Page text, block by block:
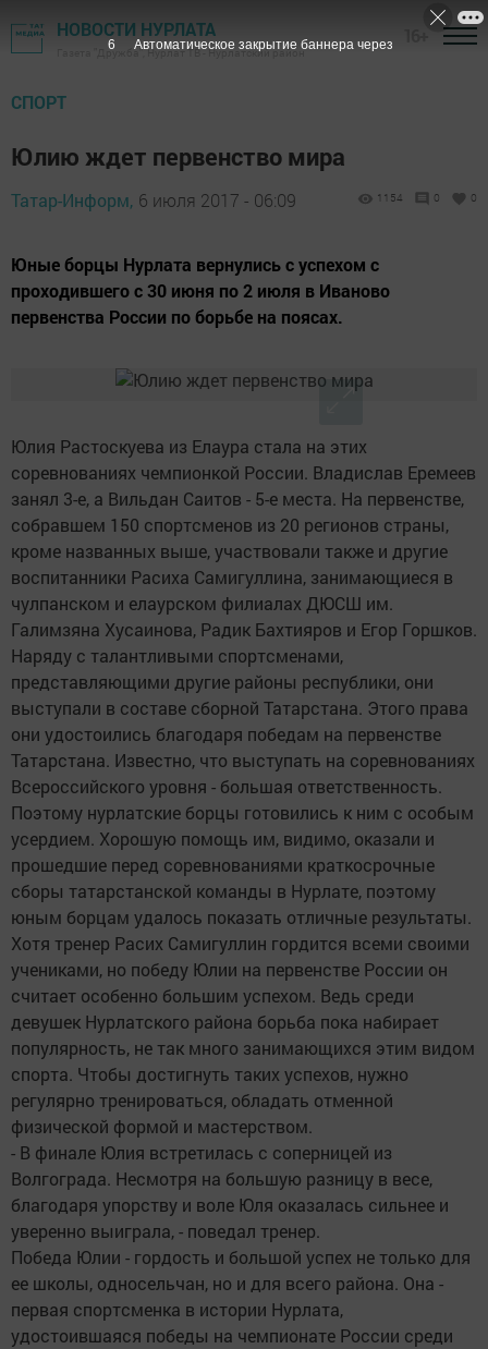
НОВОСТИ НУРЛАТА
Газета "Дружба", Нурлат ТВ - Нурлатский район
СПОРТ
Юлию ждет первенство мира
Татар-Информ, 6 июля 2017 - 06:09 1154 0 0
Юные борцы Нурлата вернулись с успехом с
проходившего с 30 июня по 2 июля в Иваново
первенства России по борьбе на поясах.
Юлия Растоскуева из Елаура стала на этих
соревнованиях чемпионкой России. Владислав Еремеев
занял 3-е, а Вильдан Саитов - 5-е места. На первенстве,
собравшем 150 спортсменов из 20 регионов страны,
кроме названных выше, участвовали также и другие
воспитанники Расиха Самигуллина, занимающиеся в
чулпанском и елаурском филиалах ДЮСШ им.
Галимзяна Хусаинова, Радик Бахтияров и Егор Горшков.
Наряду с талантливыми спортсменами,
представляющими другие районы республики, они
выступали в составе сборной Татарстана. Этого права
они удостоились благодаря победам на первенстве
Татарстана. Известно, что выступать на соревнованиях
Всероссийского уровня - большая ответственность.
Поэтому нурлатские борцы готовились к ним с особым
усердием. Хорошую помощь им, видимо, оказали и
прошедшие перед соревнованиями краткосрочные
сборы татарстанской команды в Нурлате, поэтому
юным борцам удалось показать отличные результаты.
Хотя тренер Расих Самигуллин гордится всеми своими
учениками, но победу Юлии на первенстве России он
считает особенно большим успехом. Ведь среди
девушек Нурлатского района борьба пока набирает
популярность, не так много занимающихся этим видом
спорта. Чтобы достигнуть таких успехов, нужно
регулярно тренироваться, обладать отменной
физической формой и мастерством.
- В финале Юлия встретилась с соперницей из
Волгограда. Несмотря на большую разницу в весе,
благодаря упорству и воле Юля оказалась сильнее и
уверенно выиграла, - поведал тренер.
Победа Юлии - гордость и большой успех не только для
ее школы, односельчан, но и для всего района. Она -
первая спортсменка в истории Нурлата,
удостоившаяся победы на чемпионате России среди
5 Автоматическое закрытие баннера через